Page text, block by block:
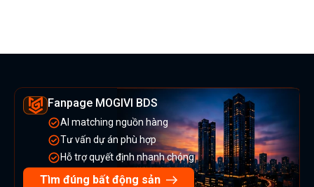
Fanpage MOGIVI BDS
AI matching nguồn hàng
Tư vấn dự án phù hợp
Hỗ trợ quyết định nhanh chóng
Tìm đúng bất động sản